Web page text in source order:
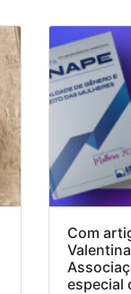
Com
especial